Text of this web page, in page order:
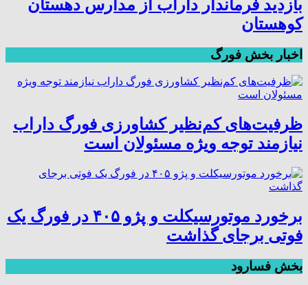
بازدید فرماندار داراب از مدارس دهستان
کوهستان
اخبار بخش فورگ
ظرفیت‌های کم‌نظیر کشاورزی فورگ داراب
نیازمند توجه ویژه مسئولان است
برخورد موتورسیکلت و پژو ۴۰۵ در فورگ یک
فوتی برجای گذاشت
بخش فسارود